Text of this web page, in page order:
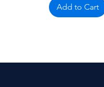
Add to Cart